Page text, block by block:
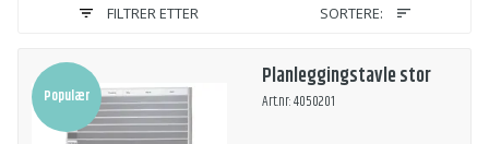
FILTRER ETTER SORTERE:
Populær
Planleggingstavle stor
Art.nr: 4050201